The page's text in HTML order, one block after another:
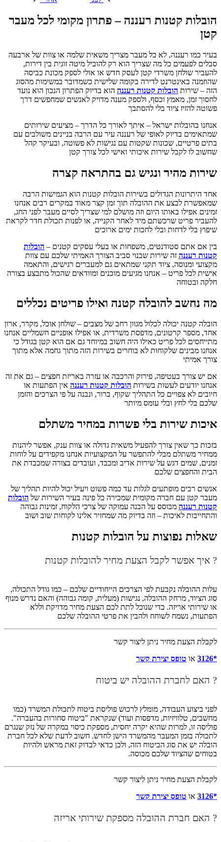
הובלות קטנות רעננה – פתרון מקומי לכל מעבר
קטן
בעיר כמו רעננה, לא כל מעבר מצריך משאית שלמה או צוות של ארבעה
סבלים לפעמים כל מה שצריך הוא רק להוביל מיטה זוגית בין דירות,
להעביר שולחן משרדי קטן לעסק חדש או אולי לספק מכונת כביסה
שהוזמנה באינטרנט לדירה בקומה שלישית כשמדובר במשימות מהסוג
הזה – שירות הובלות קטנות רעננה הוא בדיוק הפתרון הנכון הוא נועד
לחסוך זמן, מאמץ וכסף, ולספק מענה מדויק לאנשים שמחפשים דרך
פשוטה להזיז ציוד בלי להסתבך
אנחנו בהובלות ישראל – איתך לאורך כל הדרך – מציעים שירותים
שמתאימים בדיוק לאופי של רעננה עיר עם הרבה בניינים משולבים עם
בתים פרטיים, שכונות שקטות עם נגישות לא פשוטה, ובעיקר קהל
שחשוב לו לקבל שירות איכותי ואישי לכל צורך קטן
שירות מהיר ונגיש גם בהתראה קצרה
אחד היתרונות הגדולים בשירות הובלות קטנות הוא הגמישות הרבה
שמאפשרת לבצע את ההובלה תוך זמן קצר מאוד במקרים רבים אנחנו
זמינים אפילו באותו היום וזה מושלם למי שצריך לסיים מעבר לפני החג,
להעביר פריט שרכשתם מיד לאחר הקנייה, או לפנות תכולת חדר לקראת
שיפוץ בלי לדחות ובלי לחכות ימים ארוכים
בין אם אתם סטודנטים, משפחות או בעלי עסקים קטנים – הובלות
קטנות רעננה זה שירות שבנוי סביב הצורך האמיתי שלכם עם צוות
מקצועי ומנוסה, ציוד תקני שמתאים גם למעברים רגישים, והתאמה
אישית לכל פריט – אנחנו מגיעים מוכנים ומוודאים שהכול מתבצע בצורה
חלקה ובטוחה
מה נחשב להובלה קטנה ואילו פריטים נכללים
הובלה קטנה יכולה לכלול מגוון רחב של מצבים – שולחן אוכל, מקרר, ארון
אחד, מספר קרטונים, מדפסת משרדית, או אפילו אופניים חשמליים אנחנו
מתייחסים לכל פריט כאילו היה חשוב במיוחד גם אם הוא קטן בגודל כי
אנחנו מבינים שלקוחות לא בוחרים בשירות הזה מתוך גחמה אלא מתוך
צורך אמיתי
אם יש צורך בעטיפה, פירוק והרכבה או עזרה באריזת חפצים – גם את זה
אנחנו יודעים לעשות בשירות הובלות קטנות רעננה אין הפתעות או
חיובים לא צפויים כל התהליך שקוף, ברור, ונבנה על פי הצרכים והזמן
שלכם בלי לחץ ובלי עומס מיותר
איכות שירות בלי פשרות במחיר משתלם
בזכות כך שאין צורך להפעיל משאית גדולה או צוות ענק, אפשר ליהנות
ממחיר משתלם מבלי להתפשר על המקצועיות אנחנו מקפידים על לוחות
זמנים, שמים דגש על שירות אדיב ומכבד, ועובדים בצורה שמכבדת את
הבית והחפצים שלכם
אנשים רבים מופתעים לגלות עד כמה פשוט ויעיל יכול להיות תהליך של
מעבר קטן עם חברה מקומית שמכירה כל פינה בעיר השירות של הובלות
קטנות רעננה מבוסס על הבנה עמוקה של צרכי הלקוח, זמינות גבוהה
והתחייבות לאיכות – וזה בדיוק מה שמחזיר אלינו לקוחות שוב ושוב
שאלות נפוצות על הובלות קטנות
? איך אפשר לקבל הצעת מחיר להובלות קטנות
עלות ההובלה נקבעת לפי הצרכים הייחודיים שלכם – כמו גודל התכולה,
סוג הציוד, מרחק ההובלה, נגישות (מעלית, קומה גבוהה) והאם נדרש מנוף
או שירותי אריזה. כדי שנוכל לתת לכם הצעת מחיר מדויקת וללא
הפתעות, נשמח לשוחח ולהבין את פרטי ההובלה שלכם
לקבלת הצעת מחיר ניתן ליצור קשר
*3126
או טופס יצירת קשר
? האם לחברת ההובלה יש ביטוח
לפני ביצוע העבודה, מומלץ לרכוש פוליסת ביטוח לתכולת המשרד (כמו
מחשבים, טלוויזיות, מדפסות ועוד) שנקראת "ביטוח סחורות בהעברה".
פוליסה זו, למרות שהיא יקרה יחסית, מספקת כיסוי במקרה של נזק שנגרם
לתכולה בזמן המעבר מהמשרד הישן לחדש. חשוב לדעת שלא לכל חברת
הובלה יש את סוג הביטוח הזה, ולכן כדאי לבדוק זאת מראש ולהיות
בטוחים שהציוד שלכם מכוסה.
לקבלת הצעת מחיר ניתן ליצור קשר
*3126
או טופס יצירת קשר
? האם חברת ההובלה מספקת שירותי אריזה